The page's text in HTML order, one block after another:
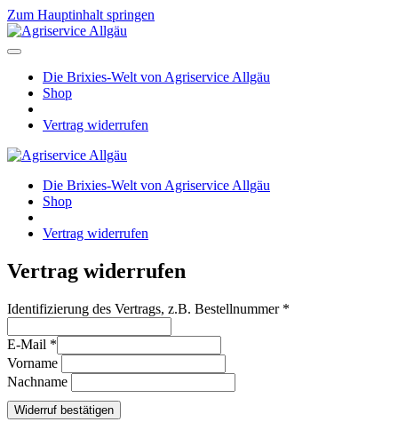
Zum Hauptinhalt springen
Die Brixies-Welt von Agriservice Allgäu
Shop
Vertrag widerrufen
Die Brixies-Welt von Agriservice Allgäu
Shop
Vertrag widerrufen
Vertrag widerrufen
Identifizierung des Vertrags, z.B. Bestellnummer *
E-Mail *
E-
Mail
(wiederholen)*
Vorname
Nachname
Widerruf bestätigen